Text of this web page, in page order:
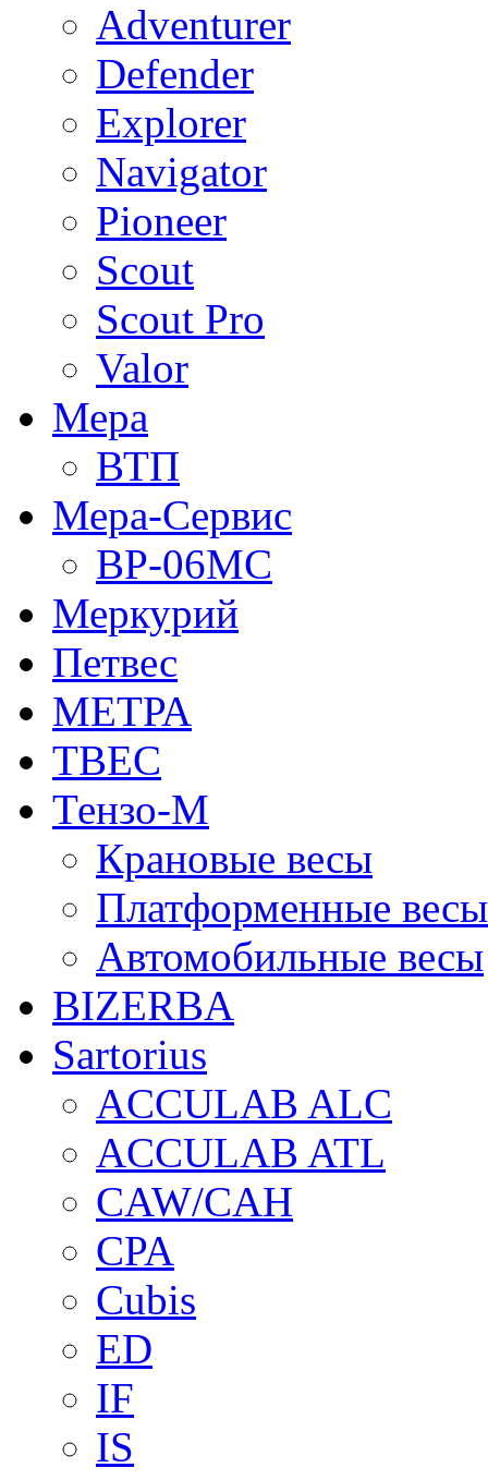
Adventurer
Defender
Explorer
Navigator
Pioneer
Scout
Scout Pro
Valor
Мера
ВТП
Мера-Сервис
ВР-06МС
Меркурий
Петвес
МЕТРА
ТВЕС
Тензо-М
Крановые весы
Платформенные весы
Автомобильные весы
BIZERBA
Sartorius
ACCULAB ALC
ACCULAB ATL
CAW/CAH
CPA
Cubis
ED
IF
IS